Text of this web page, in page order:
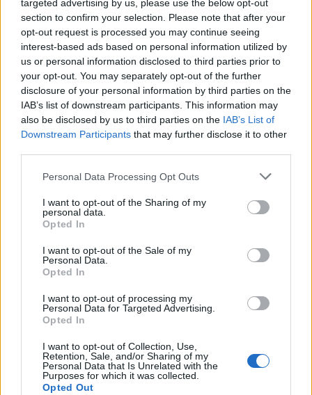
targeted advertising by us, please use the below opt-out
section to confirm your selection. Please note that after your
opt-out request is processed you may continue seeing
interest-based ads based on personal information utilized by
us or personal information disclosed to third parties prior to
your opt-out. You may separately opt-out of the further
disclosure of your personal information by third parties on the
IAB’s list of downstream participants. This information may
also be disclosed by us to third parties on the IAB’s List of
Downstream Participants that may further disclose it to other
Please note that this website/app uses one or more Google
not limited to your visit or usage behaviour. You may click to
grant or deny consent to Google and its third-party tags to
use your data for below specified purposes in below Google
consent section.
Personal Data Processing Opt Outs
I want to opt-out of the Sharing of my
personal data.
Opted In
I want to opt-out of the Sale of my
Personal Data.
Opted In
I want to opt-out of processing my
Personal Data for Targeted Advertising.
Opted In
I want to opt-out of Collection, Use,
Retention, Sale, and/or Sharing of my
Personal Data that Is Unrelated with the
Purposes for which it was collected.
Opted Out
Martina Agostina Diturco
I nostri cari
I nostri cari
Giovannimaria Cabras